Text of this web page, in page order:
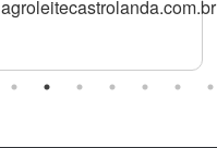
agroleitecastrolanda.com.br